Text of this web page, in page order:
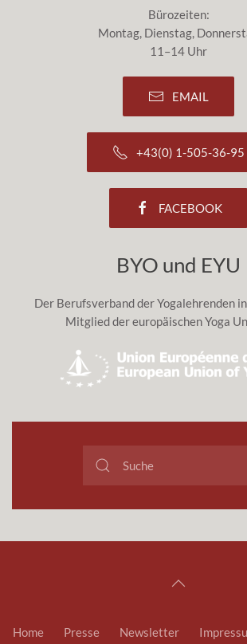
Bürozeiten:
Montag, Dienstag,
11–14 Uhr
EMAIL
+43(0) 1-505-36-95
FACEBOOK
BYO und EYU
Der Berufsverband der Yogalehrenden
Mitglied der europäischen Yoga
Home Presse Newsletter